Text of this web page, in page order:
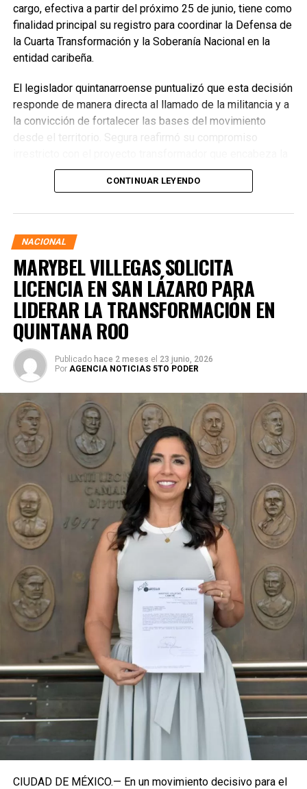
cargo, efectiva a partir del próximo 25 de junio, tiene como
finalidad principal su registro para coordinar la Defensa de
la Cuarta Transformación y la Soberanía Nacional en la
entidad caribeña.
El legislador quintanarroense puntualizó que esta decisión
responde de manera directa al llamado de la militancia y a
la convicción de fortalecer las bases del movimiento
desde el territorio. Segura reafirmó su compromiso
presidenta de la República, Claudia Sheinbaum Pardo,
asegurando que la consolidación del bienestar social
Durante su encargo en la Cámara Alta, Gino Segura centró
su agenda legislativa en iniciativas orientadas a
robustecer el desarrollo económico, la sustentabilidad
turística y la equidad social. Sin embargo, enfatizó que la
coyuntura actual exige priorizar la organización comunitaria
para asegurar la continuidad del proyecto político en la
región sureste del país.
Con esta determinación, el senador abre una etapa
decisiva en su trayectoria pública, apostando por una
estrategia de cercanía ciudadana. Su retorno a Quintana
Roo busca garantizar la cohesión de las estructuras de
izquierda de cara a los próximos retos políticos. El relevo
institucional se procesará conforme a los tiempos legales
establecidos, manteniendo la continuidad de la
representación parlamentaria del estado.
Fuente: 5to Poder Agencia de Noticias
CONTINUAR LEYENDO
NACIONAL
MARYBEL VILLEGAS SOLICITA
LICENCIA EN SAN LÁZARO PARA
LIDERAR LA TRANSFORMACIÓN EN
QUINTANA ROO
Publicado hace 2 meses el 23 junio, 2026
Por AGENCIA NOTICIAS 5TO PODER
CIUDAD DE MÉXICO.— En un movimiento decisivo para el